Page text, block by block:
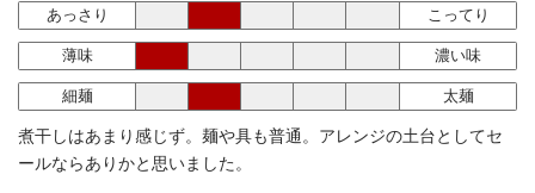
あっさり こってり
薄味 濃い味
細麺 太麺
煮干しはあまり感じず。麺や具も普通。アレンジの土台としてセ
ールならありかと思いました。